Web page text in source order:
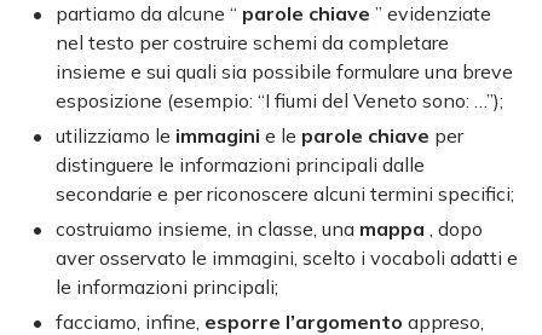
partiamo da alcune “ parole chiave ” evidenziate
nel testo per costruire schemi da completare
insieme e sui quali sia possibile formulare una breve
esposizione (esempio: “I fiumi del Veneto sono: …”);
utilizziamo le immagini e le parole chiave per
distinguere le informazioni principali dalle
secondarie e per riconoscere alcuni termini specifici;
costruiamo insieme, in classe, una mappa , dopo
aver osservato le immagini, scelto i vocaboli adatti e
le informazioni principali;
facciamo, infine, esporre l’argomento appreso,